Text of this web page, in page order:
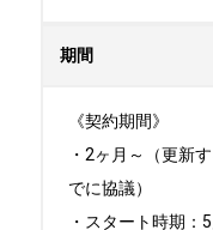
期間
《契約期間》
・2ヶ月～（更新
でに協議）
・スタート時期：